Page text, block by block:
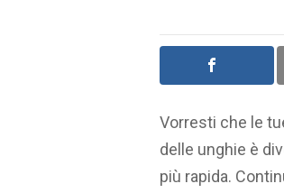
Vorresti che le
delle unghie è
più rapida.